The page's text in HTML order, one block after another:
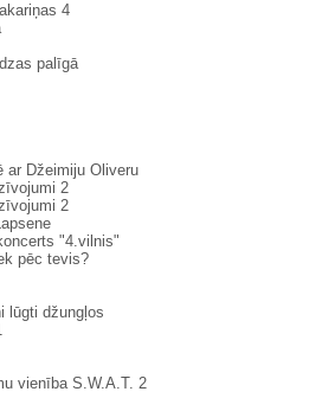
4
palīgā
ar Džeimiju Oliveru
2
2
"4.vilnis"
pēc tevis?
lūgti džungļos
vienība S.W.A.T. 2